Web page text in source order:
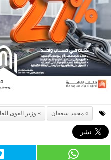
محمد سعفان وزير القوى